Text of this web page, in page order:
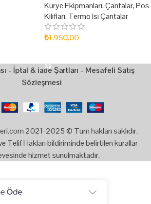
Kurye Ekipmanları,Çantalar,Pos
Kılıfları, Termo Isı Çantalar
₺1.950,00
- İptal & iade Şartları - Mesafeli Satış
Sözleşmesi
2021-2025 © Tüm hakları saklıdır.
Telif Hakları bildiriminde belirtilen kurallar
hizmet sunulmaktadır.